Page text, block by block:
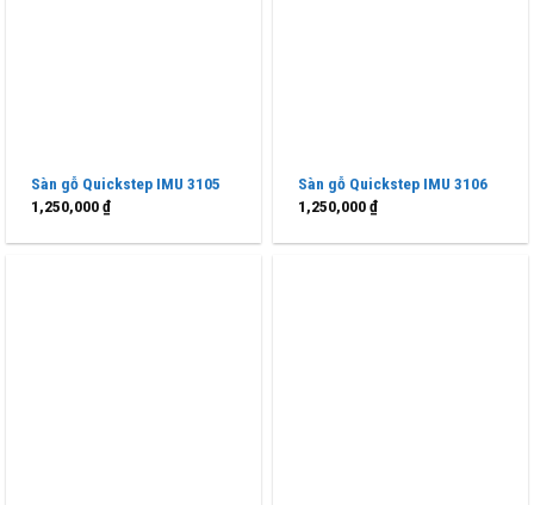
Sàn gỗ Quickstep IMU 3105
1,250,000₫
Sàn gỗ Quickstep IMU 3106
1,250,000₫